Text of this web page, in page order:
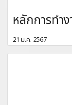
หลักการทำ
21 ม.ค. 2567